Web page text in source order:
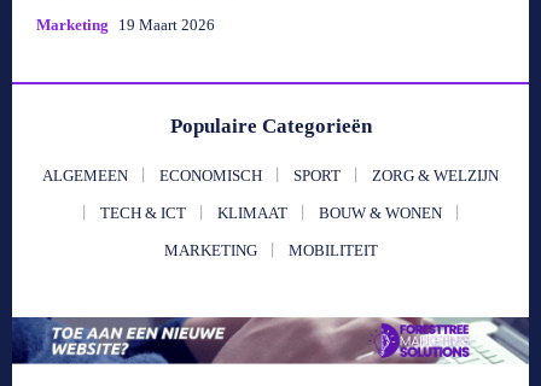
Marketing 19 Maart 2026
Populaire Categorieën
ALGEMEEN ECONOMISCH SPORT ZORG & WELZIJN
TECH & ICT KLIMAAT BOUW & WONEN
MARKETING MOBILITEIT